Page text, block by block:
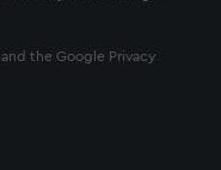
the Google Privacy